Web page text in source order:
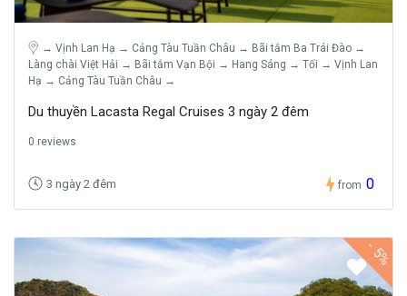
→ Vịnh Lan Hạ → Cảng Tàu Tuần Châu → Bãi tắm Ba Trái Đào →
Làng chài Việt Hải → Bãi tắm Vạn Bội → Hang Sáng → Tối → Vịnh Lan
Hạ → Cảng Tàu Tuần Châu →
Du thuyền Lacasta Regal Cruises 3 ngày 2 đêm
0 reviews
3 ngày 2 đêm from 0
-5%